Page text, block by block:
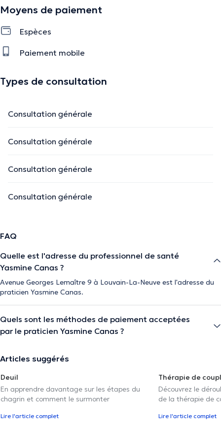
Moyens de paiement
Espèces
Paiement mobile
Types de consultation
Consultation générale
Consultation générale
Consultation générale
Consultation générale
FAQ
Quelle est l'adresse du professionnel de santé
Yasmine Canas ?
Avenue Georges Lemaître 9 à Louvain-La-Neuve est l'adresse du
praticien Yasmine Canas.
Quels sont les méthodes de paiement acceptées
par le praticien Yasmine Canas ?
Articles suggérés
Deuil
En apprendre davantage sur les étapes du
chagrin et comment le surmonter
Lire l'article complet
Thérapie de
Découvrez le
de la thérapie de
Lire l'article complet